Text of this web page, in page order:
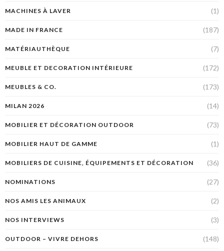
MACHINES À LAVER (1)
MADE IN FRANCE (187)
MATÉRIAUTHÈQUE (7)
MEUBLE ET DECORATION INTÉRIEURE (172)
MEUBLES & CO. (173)
MILAN 2026 (14)
MOBILIER ET DÉCORATION OUTDOOR (73)
MOBILIER HAUT DE GAMME (1)
MOBILIERS DE CUISINE, ÉQUIPEMENTS ET DÉCORATION (36)
NOMINATIONS (27)
NOS AMIS LES ANIMAUX (2)
NOS INTERVIEWS (3)
OUTDOOR – VIVRE DEHORS (148)